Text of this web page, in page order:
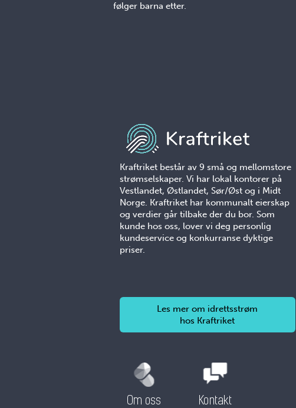
følger barna etter.
Kraftriket består av 9 små og mellomstore
strømselskaper. Vi har lokal kontorer på
Vestlandet, Østlandet, Sør/Øst og i Midt
Norge. Kraftriket har kommunalt eierskap
og verdier går tilbake der du bor. Som
kunde hos oss, lover vi deg personlig
kundeservice og konkurranse dyktige
priser.
Les mer om idrettsstrøm
hos Kraftriket
Om oss Kontakt